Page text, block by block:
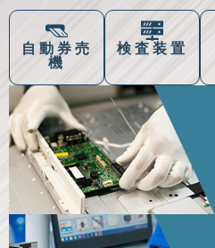
自動券売
機
検査装置